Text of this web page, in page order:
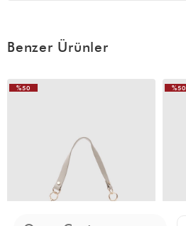
Benzer Ürünler
%50 %50